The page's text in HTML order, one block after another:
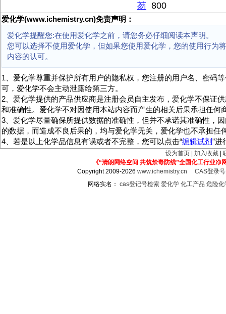
芴 800
爱化学(www.ichemistry.cn)免责声明：
爱化学提醒您:在使用爱化学之前，请您务必仔细阅读本声明。
您可以选择不使用爱化学，但如果您使用爱化学，您的使用行为
内容的认可。
1、爱化学尊重并保护所有用户的隐私权，您注册的用户名、密码
可，爱化学不会主动泄露给第三方。
2、爱化学提供的产品供应商是注册会员自主发布，爱化学不保证
和准确性。爱化学不对因使用本站内容而产生的相关后果承担任何
3、爱化学尽量确保所提供数据的准确性，但并不承诺其准确性，
的数据，而造成不良后果的，均与爱化学无关，爱化学也不承担任
4、若是以上化学品信息有误或者不完整，您可以点击“编辑试剂”进
设为首页 加入收藏
《“清朗网络空间 共筑禁毒防线”全国化工行业净
Copyright 2009-2026www.ichemistry.cn
CAS登录
网络实名： cas登记号检索 爱化学 化工产品 危险化